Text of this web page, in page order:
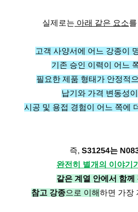
실제로는 아래 같은 요소
고객 사양서에 어느 강종이
기존 승인 이력이 어느
필요한 제품 형태가 안정적
납기와 가격 변동성이
시공 및 용접 경험이 어느 쪽에
즉, S31254는
완전히 별개의 이야기
같은 계열 안에서 함께
참고 강종으로 이해하면 가장